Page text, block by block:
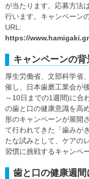
が当たります。応募方法
行います。キャンペーン
URL:
https://
キャンペーンの背
厚生労働省、文部科学省
催し、日本歯磨工業会が
～10日までの1週間)に合
の歯と口の健康意識を高
形のキャンペーンが展開
て行われてきた「歯みが
たな試みとして、ケアの
習慣に挑戦するキャンペ
歯と口の健康週間